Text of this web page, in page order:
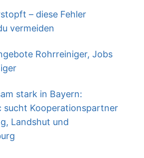
– diese Fehler
vermeiden
Rohrreiniger, Jobs
stark in Bayern:
sucht Kooperationspartner
Landshut und